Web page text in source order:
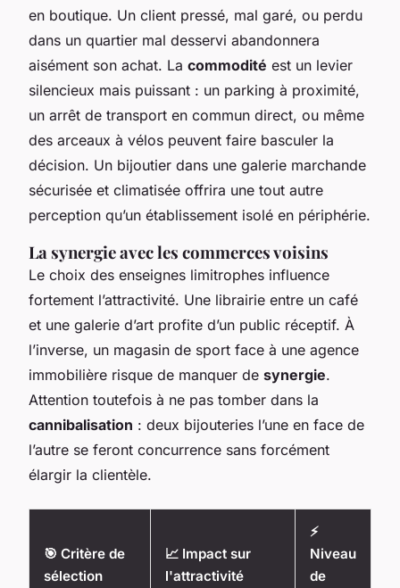
en boutique. Un client pressé, mal garé, ou perdu
dans un quartier mal desservi abandonnera
aisément son achat. La commodité est un levier
silencieux mais puissant : un parking à proximité,
un arrêt de transport en commun direct, ou même
des arceaux à vélos peuvent faire basculer la
décision. Un bijoutier dans une galerie marchande
sécurisée et climatisée offrira une tout autre
perception qu’un établissement isolé en périphérie.
La synergie avec les commerces voisins
Le choix des enseignes limitrophes influence
fortement l’attractivité. Une librairie entre un café
et une galerie d’art profite d’un public réceptif. À
l’inverse, un magasin de sport face à une agence
immobilière risque de manquer de synergie.
Attention toutefois à ne pas tomber dans la
cannibalisation : deux bijouteries l’une en face de
l’autre se feront concurrence sans forcément
élargir la clientèle.
🎯 Critère de
sélection
📈 Impact sur
l'attractivité
⚡
Niveau
de